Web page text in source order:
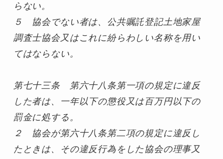
らない。
５　協会でない者は、公共嘱託登記土地家屋
調査士協会又はこれに紛らわしい名称を用い
てはならない。
第七十三条　第六十八条第一項の規定に違反
した者は、一年以下の懲役又は百万円以下の
罰金に処する。
２　協会が第六十八条第二項の規定に違反し
たときは、その違反行為をした協会の理事又